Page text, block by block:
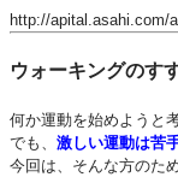
http://apital.asahi.com/
ウォーキングのす
何か運動を始めようと
でも、 激しい運動は苦
今回は、そんな方のため